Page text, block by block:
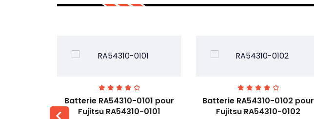
Batterie RA54310-0101 pour
Fujitsu RA54310-0101
Batterie RA54310-0102 pour
Fujitsu RA54310-0102